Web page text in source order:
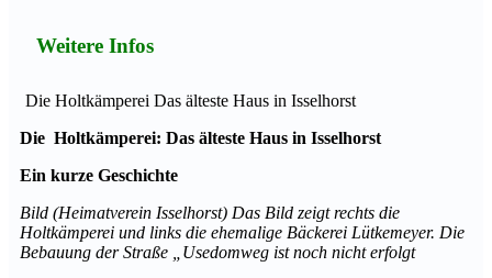
Weitere Infos
Die Holtkämperei Das älteste Haus in Isselhorst
Die Holtkämperei: Das älteste Haus in Isselhorst
Ein kurze Geschichte
Bild (Heimatverein Isselhorst) Das Bild zeigt rechts die
Holtkämperei und links die ehemalige Bäckerei Lütkemeyer. Die
Bebauung der Straße „Usedomweg ist noch nicht erfolgt